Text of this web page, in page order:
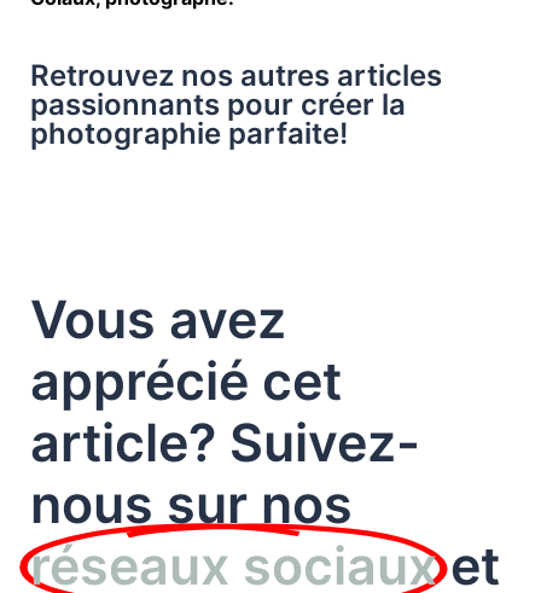
Retrouvez nos autres articles
passionnants pour créer la
photographie parfaite!
Vous avez
apprécié cet
article? Suivez-
nous sur nos
réseaux sociaux et